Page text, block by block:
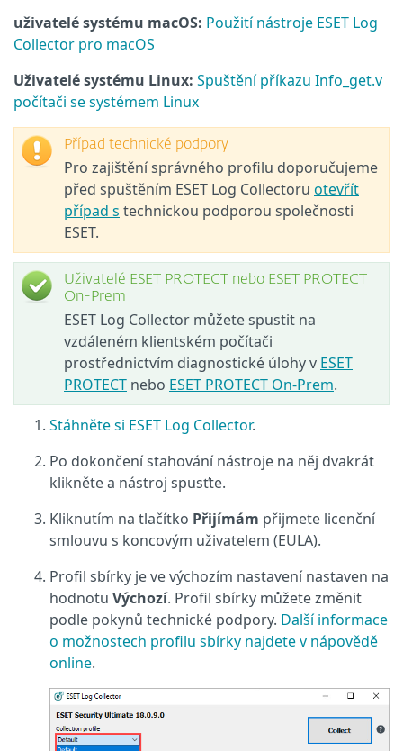
uživatelé systému macOS: Použití nástroje ESET Log
Collector pro macOS
Uživatelé systému Linux: Spuštění příkazu Info_get.v
počítači se systémem Linux
Případ technické podpory
Pro zajištění správného profilu doporučujeme
před spuštěním ESET Log Collectoru otevřít
případ s technickou podporou společnosti
ESET.
Uživatelé ESET PROTECT nebo ESET PROTECT
On-Prem
ESET Log Collector můžete spustit na
vzdáleném klientském počítači
prostřednictvím diagnostické úlohy v ESET
PROTECT nebo ESET PROTECT On-Prem.
Stáhněte si ESET Log Collector.
Po dokončení stahování nástroje na něj dvakrát
klikněte a nástroj spusťte.
Kliknutím na tlačítko Přijímám přijmete licenční
smlouvu s koncovým uživatelem (EULA).
Profil sbírky je ve výchozím nastavení nastaven na
hodnotu Výchozí. Profil sbírky můžete změnit
podle pokynů technické podpory. Další informace
o možnostech profilu sbírky najdete v nápovědě
online.